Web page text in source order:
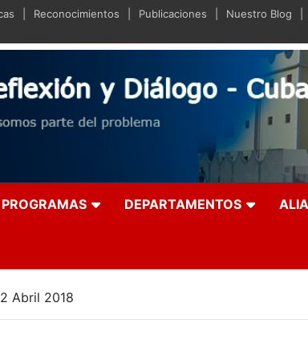
Reconocimientos Publicaciones Nuestro Blog
Reflexión y
somos parte del problema
PROGRAMAS DEPARTAMENTOS
Abril 2018